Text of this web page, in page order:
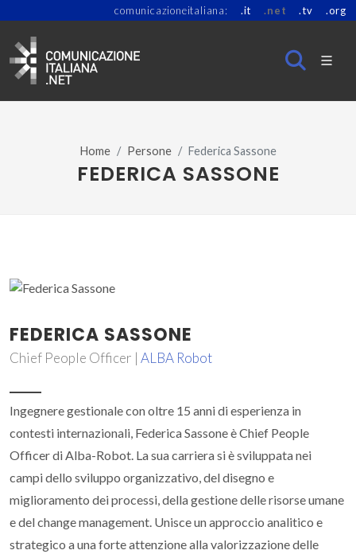
comunicazioneitaliana: .it .net .tv .org
Home Persone Federica Sassone
FEDERICA SASSONE
FEDERICA SASSONE
Chief People Officer | ALBA Robot
Ingegnere gestionale con oltre 15 anni di esperienza in
contesti internazionali, Federica Sassone è Chief People
Officer di Alba-Robot. La sua carriera si è sviluppata nei
campi dello sviluppo organizzativo, del disegno e
miglioramento dei processi, della gestione delle risorse umane
e del change management. Unisce un approccio analitico e
strategico a una forte attenzione alla valorizzazione delle